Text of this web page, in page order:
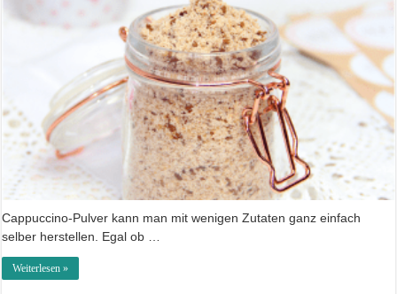
Cappuccino-Pulver kann man mit wenigen Zutaten ganz einfach
selber herstellen. Egal ob …
Weiterlesen »